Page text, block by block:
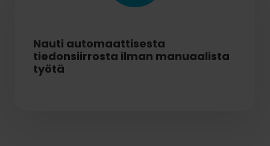
Nauti automaattisesta
tiedonsiirrosta ilman manuaalista
työtä